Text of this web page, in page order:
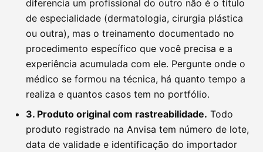
diferencia um profissional do outro não é o título
de especialidade (dermatologia, cirurgia plástica
ou outra), mas o treinamento documentado no
procedimento específico que você precisa e a
experiência acumulada com ele. Pergunte onde o
médico se formou na técnica, há quanto tempo a
realiza e quantos casos tem no portfólio.
3. Produto original com rastreabilidade. Todo
produto registrado na Anvisa tem número de lote,
data de validade e identificação do importador